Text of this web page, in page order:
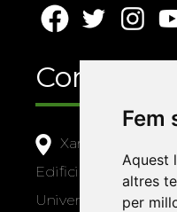
Fem
Aquest
altres
per
Contacte
Xarxa Vives
Edifici Àgora
Universitat Jaume I,